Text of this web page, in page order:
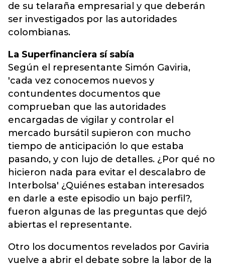
de su telaraña empresarial y que deberán
ser investigados por las autoridades
colombianas.
La Superfinanciera sí sabía
Según el representante Simón Gaviria,
'cada vez conocemos nuevos y
contundentes documentos que
comprueban que las autoridades
encargadas de vigilar y controlar el
mercado bursátil supieron con mucho
tiempo de anticipación lo que estaba
pasando, y con lujo de detalles. ¿Por qué no
hicieron nada para evitar el descalabro de
Interbolsa' ¿Quiénes estaban interesados
en darle a este episodio un bajo perfil?,
fueron algunas de las preguntas que dejó
abiertas el representante.
Otro los documentos revelados por Gaviria
vuelve a abrir el debate sobre la labor de la